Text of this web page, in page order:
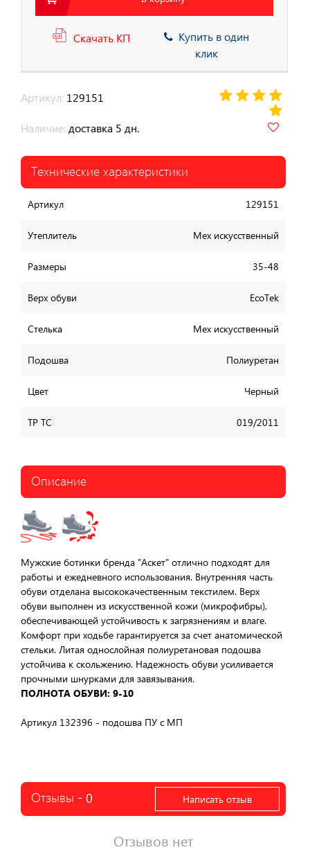
Скачать КП
Купить в один
клик
Артикул: 129151
Наличие: доставка 5 дн.
Технические характеристики
Артикул 129151
Утеплитель Мех искусственный
Размеры 35-48
Верх обуви EcoTek
Стелька Мех искусственный
Подошва Полиуретан
Цвет Черный
ТР ТС 019/2011
Описание
Мужские ботинки бренда "Аскет" отлично подходят для
работы и ежедневного использования. Внутренняя часть
обуви отделана высококачественным текстилем. Верх
обуви выполнен из искусственной кожи (микрофибры),
обеспечивающей устойчивость к загрязнениям и влаге.
Комфорт при ходьбе гарантируется за счет анатомической
стельки. Литая однослойная полиуретановая подошва
устойчива к скольжению. Надежность обуви усиливается
прочными шнурками для завязывания.
ПОЛНОТА ОБУВИ: 9-10
Артикул 132396 - подошва ПУ с МП
Отзывы - 0 Написать отзыв
Отзывов нет